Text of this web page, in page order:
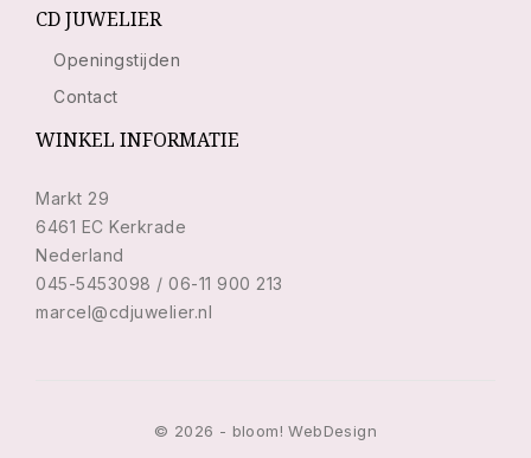
CD JUWELIER
Openingstijden
Contact
WINKEL INFORMATIE
Markt 29
6461 EC Kerkrade
Nederland
045-5453098 / 06-11 900 213
marcel@cdjuwelier.nl
© 2026 - bloom! WebDesign